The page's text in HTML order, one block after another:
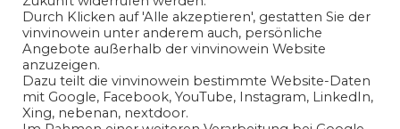
Ich habe dieDatenschutzerklärunggelesen und bin mit
der Verarbeitung meiner angegeben
personenbezogenen Daten in Übereinstimmung mit den
Bedingungen der Datenschutzerklärungeinverstanden.
Ja
Durch Klicken auf 'Alle akzeptieren', gestatten Sie der
vinvinowein unter anderem auch, persönliche
Angebote außerhalb der vinvinowein Website
anzuzeigen.
Dazu teilt die vinvinowein bestimmte Website-Daten
mit Google, Facebook, YouTube, Instagram, LinkedIn,
Xing, nebenan, nextdoor.